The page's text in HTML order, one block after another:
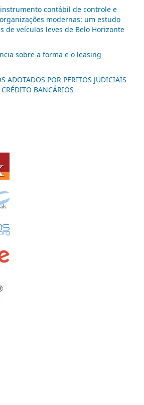
contábil de controle e
modernas: um estudo
de veículos leves de Belo Horizonte
sobre a forma e o leasing
ADOTADOS POR PERITOS JUDICIAIS
BANCÁRIOS